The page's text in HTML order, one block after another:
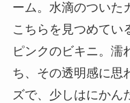
ーム。水滴のついた
こちらを見つめてい
ピンクのビキニ。濡
ち、その透明感に思
ズで、少しはにかん